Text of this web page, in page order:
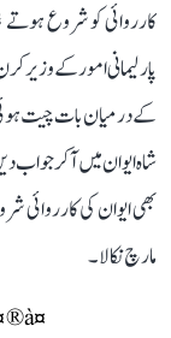
کارروائی کو شروع
پارلیمانی امور کے وزیر
کے درمیان بات چیت
شاہ ایوان میں آ کر جواب
بھی ایوان کی کارروائی
مارچ نکالا۔